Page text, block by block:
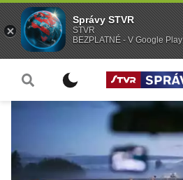
Správy STVR
STVR
BEZPLATNÉ - V Google Play